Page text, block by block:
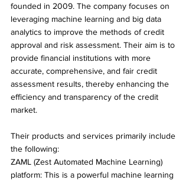
founded in 2009. The company focuses on
leveraging machine learning and big data
analytics to improve the methods of credit
approval and risk assessment. Their aim is to
provide financial institutions with more
accurate, comprehensive, and fair credit
assessment results, thereby enhancing the
efficiency and transparency of the credit
market.
Their products and services primarily include
the following:
ZAML (Zest Automated Machine Learning)
platform: This is a powerful machine learning